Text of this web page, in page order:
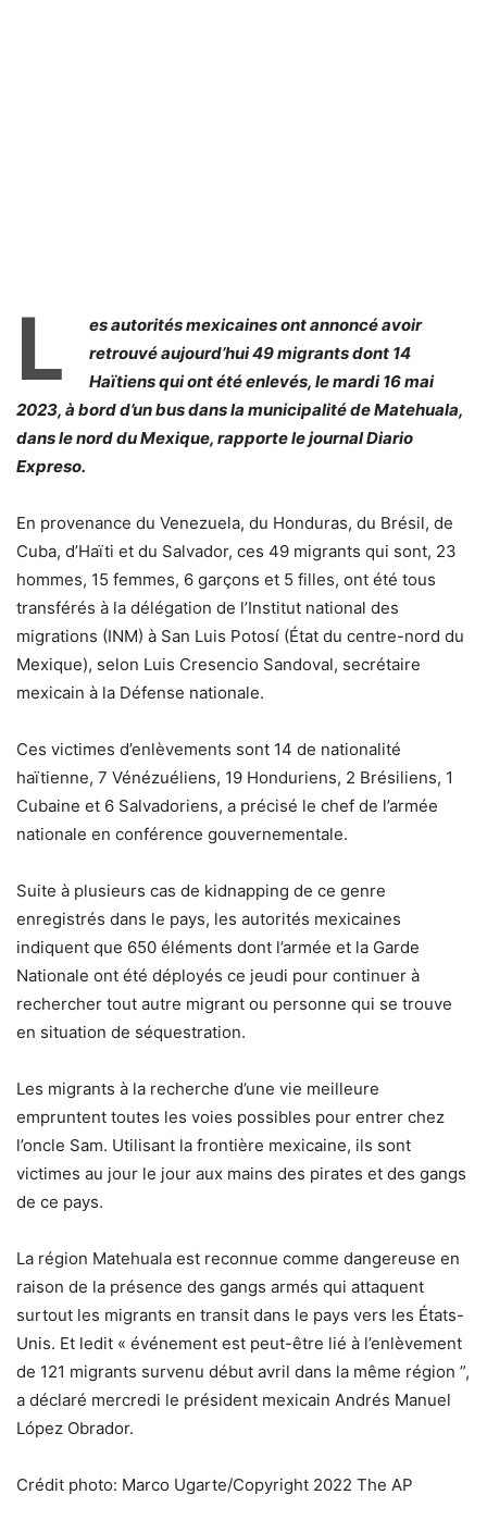
L
es autorités mexicaines ont annoncé avoir
retrouvé aujourd’hui 49 migrants dont 14
Haïtiens qui ont été enlevés, le mardi 16 mai
2023, à bord d’un bus dans la municipalité de Matehuala,
dans le nord du Mexique, rapporte le journal Diario
Expreso.
En provenance du Venezuela, du Honduras, du Brésil, de
Cuba, d’Haïti et du Salvador, ces 49 migrants qui sont, 23
hommes, 15 femmes, 6 garçons et 5 filles, ont été tous
transférés à la délégation de l’Institut national des
migrations (INM) à San Luis Potosí (État du centre-nord du
Mexique), selon Luis Cresencio Sandoval, secrétaire
mexicain à la Défense nationale.
Ces victimes d’enlèvements sont 14 de nationalité
haïtienne, 7 Vénézuéliens, 19 Honduriens, 2 Brésiliens, 1
Cubaine et 6 Salvadoriens, a précisé le chef de l’armée
nationale en conférence gouvernementale.
Suite à plusieurs cas de kidnapping de ce genre
enregistrés dans le pays, les autorités mexicaines
indiquent que 650 éléments dont l’armée et la Garde
Nationale ont été déployés ce jeudi pour continuer à
rechercher tout autre migrant ou personne qui se trouve
en situation de séquestration.
Les migrants à la recherche d’une vie meilleure
empruntent toutes les voies possibles pour entrer chez
l’oncle Sam. Utilisant la frontière mexicaine, ils sont
victimes au jour le jour aux mains des pirates et des gangs
de ce pays.
La région Matehuala est reconnue comme dangereuse en
raison de la présence des gangs armés qui attaquent
surtout les migrants en transit dans le pays vers les États-
Unis. Et ledit « événement est peut-être lié à l’enlèvement
de 121 migrants survenu début avril dans la même région ”,
a déclaré mercredi le président mexicain Andrés Manuel
López Obrador.
Crédit photo: Marco Ugarte/Copyright 2022 The AP